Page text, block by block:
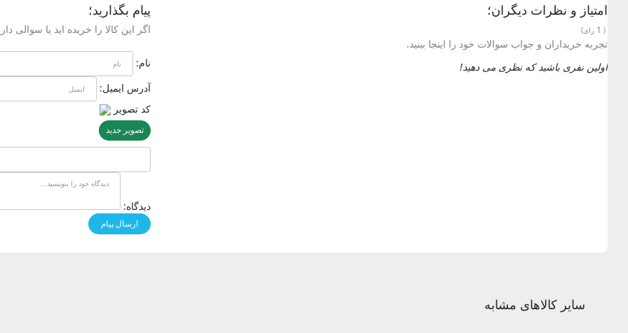
امتیاز و نظرات دیگران؛
(
1 رای)
تجربه خریداران و جواب سوالات خود را اینجا ببنید.
اولین نفری باشید که نظری می دهید!
پیام بگذارید؛
اگر این کالا را خریده اید یا سوالی
نام:
آدرس ایمیل:
کد تصویر
تصویر جدید
دیدگاه:
سایر کالاهای مشابه